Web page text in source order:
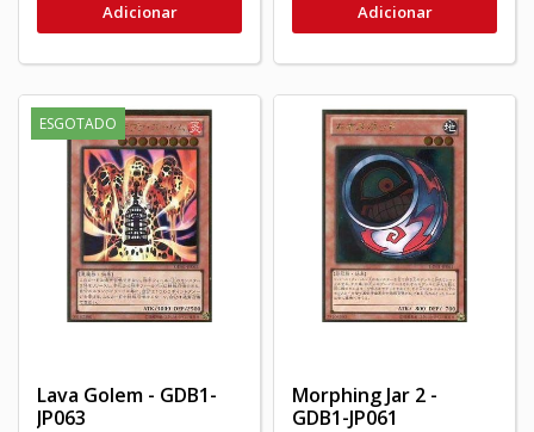
Adicionar Adicionar
ESGOTADO
Lava Golem - GDB1-
JP063
Morphing Jar 2 -
GDB1-JP061